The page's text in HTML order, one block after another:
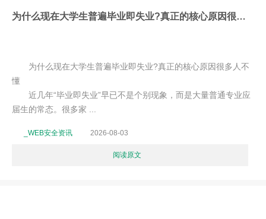
为什么现在大学生普遍毕业即失业?真正的核心原因很多人不懂
为什么现在大学生普遍毕业即失业?真正的核心原因很多人不
懂
近几年“毕业即失业”早已不是个别现象，而是大量普通专业应
届生的常态。很多家 ...
_WEB安全资讯 2026-08-03
阅读原文